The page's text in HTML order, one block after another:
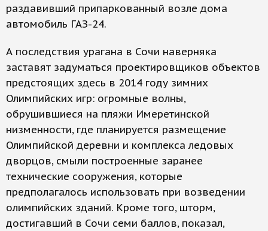
раздавивший припаркованный возле дома
автомобиль ГАЗ-24.
А последствия урагана в Сочи наверняка
заставят задуматься проектировщиков объектов
предстоящих здесь в 2014 году зимних
Олимпийских игр: огромные волны,
обрушившиеся на пляжи Имеретинской
низменности, где планируется размещение
Олимпийской деревни и комплекса ледовых
дворцов, смыли построенные заранее
технические сооружения, которые
предполагалось использовать при возведении
олимпийских зданий. Кроме того, шторм,
достигавший в Сочи семи баллов, показал,